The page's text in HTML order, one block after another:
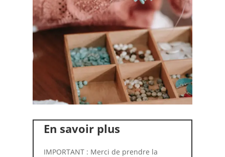
En savoir plus
IMPORTANT : Merci de prendre la